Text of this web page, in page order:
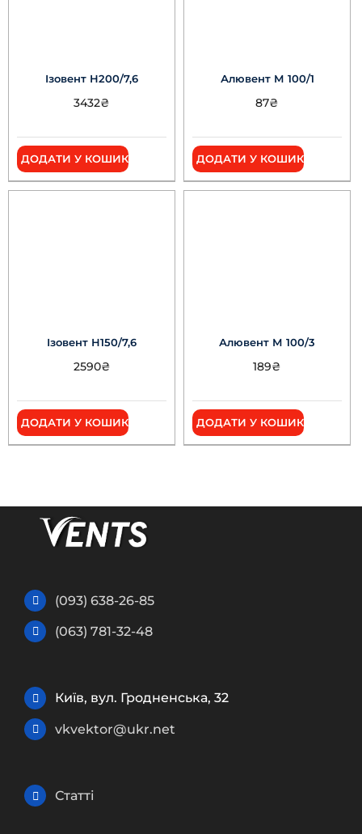
Ізовент Н200/7,6
3432₴
ДОДАТИ У КОШИК
Алювент М 100/1
87₴
ДОДАТИ У КОШИК
Ізовент Н150/7,6
2590₴
ДОДАТИ У КОШИК
Алювент М 100/3
189₴
ДОДАТИ У КОШИК
(093) 638-26-85
(063) 781-32-48
Київ, вул. Гродненська, 32
vkvektor@ukr.net
Статті